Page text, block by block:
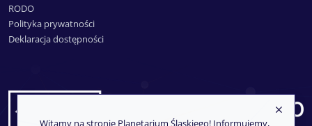
RODO
Polityka prywatności
Deklaracja dostępności
Witamy na stronie Planetarium Śląskiego! Informujemy,